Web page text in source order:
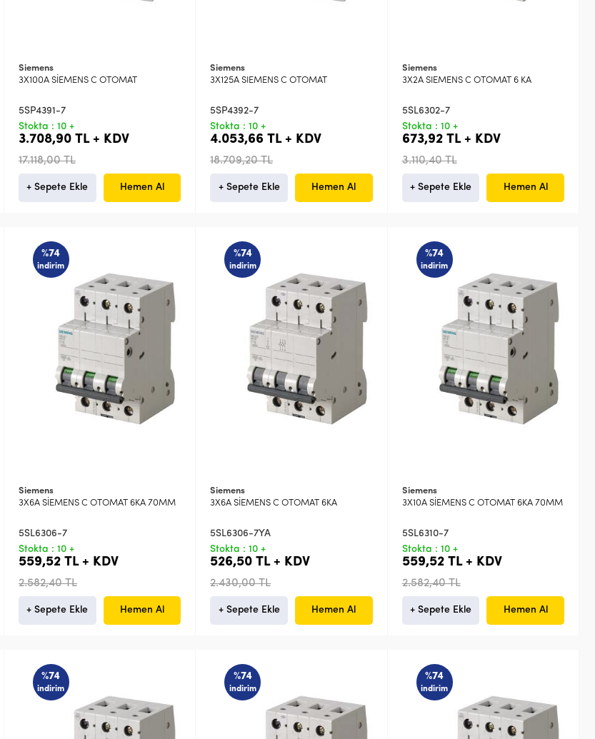
Siemens
3X100A SİEMENS C OTOMAT
5SP4391-7
Stokta : 10 +
3.708,90 TL + KDV
17.118,00 TL
+ Sepete Ekle Hemen Al
Siemens
3X125A SIEMENS C OTOMAT
5SP4392-7
Stokta : 10 +
4.053,66 TL + KDV
18.709,20 TL
+ Sepete Ekle Hemen Al
Siemens
3X2A SIEMENS C OTOMAT 6 KA
5SL6302-7
Stokta : 10 +
673,92 TL + KDV
3.110,40 TL
+ Sepete Ekle Hemen Al
%74
indirim
Siemens
3X6A SİEMENS C OTOMAT 6KA 70MM
5SL6306-7
Stokta : 10 +
559,52 TL + KDV
2.582,40 TL
+ Sepete Ekle Hemen Al
%74
indirim
Siemens
3X6A SİEMENS C OTOMAT 6KA
5SL6306-7YA
Stokta : 10 +
526,50 TL + KDV
2.430,00 TL
+ Sepete Ekle Hemen Al
%74
indirim
Siemens
3X10A SİEMENS C OTOMAT 6KA 70MM
5SL6310-7
Stokta : 10 +
559,52 TL + KDV
2.582,40 TL
+ Sepete Ekle Hemen Al
%74
indirim
%74
indirim
%74
indirim